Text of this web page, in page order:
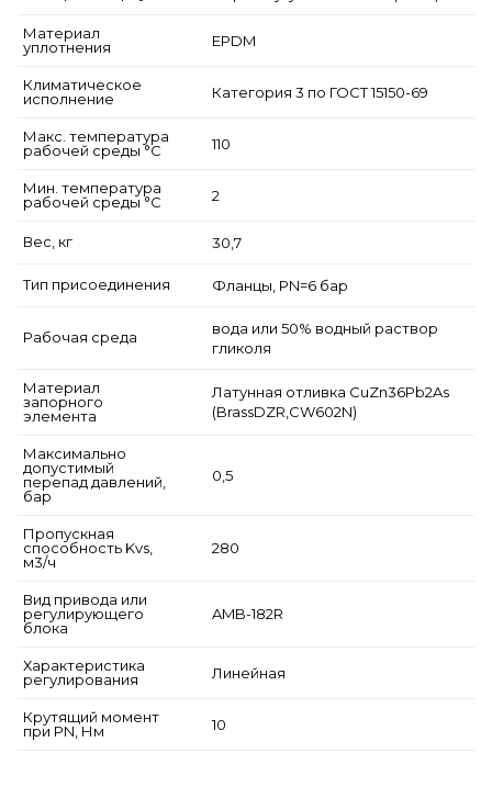
Материал
уплотнения
EPDM
Климатическое
исполнение
Категория 3 по ГОСТ 15150-69
Макс. температура
рабочей среды °С
110
Мин. температура
рабочей среды °С
2
Вес, кг 30,7
Тип присоединения Фланцы, PN=6 бар
Рабочая среда
вода или 50% водный раствор
гликоля
Материал
запорного
элемента
Латунная отливка CuZn36Pb2As
(BrassDZR,CW602N)
Максимально
допустимый
перепад давлений,
бар
0,5
Пропускная
способность Kvs,
м3/ч
280
Вид привода или
регулирующего
блока
AMB-182R
Характеристика
регулирования
Линейная
Крутящий момент
при PN, Нм
10